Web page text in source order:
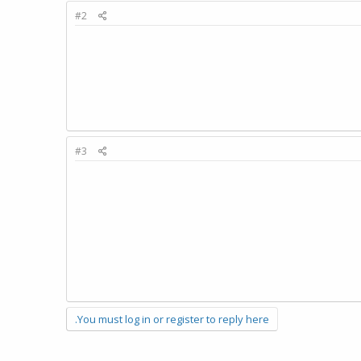
#2
#3
You must log in or register to reply here.